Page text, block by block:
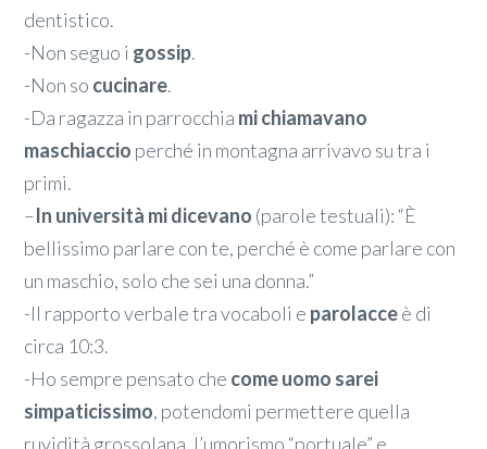
dentistico.
-Non seguo i gossip.
-Non so cucinare.
-Da ragazza in parrocchia mi chiamavano
maschiaccio perché in montagna arrivavo su tra i
primi.
–In università mi dicevano (parole testuali): “È
bellissimo parlare con te, perché è come parlare con
un maschio, solo che sei una donna.”
-Il rapporto verbale tra vocaboli e parolacceè di
circa 10:3.
-Ho sempre pensato che come uomo sarei
simpaticissimo, potendomi permettere quella
ruvidità grossolana, l’umorismo “portuale” e